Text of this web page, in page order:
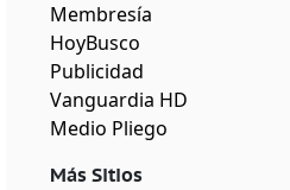
Membresía
HoyBusco
Publicidad
Vanguardia HD
Medio Pliego
Más Sitios